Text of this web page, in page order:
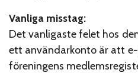
Vanliga misstag:
Det vanligaste felet hos
ett användarkonto är att
föreningens